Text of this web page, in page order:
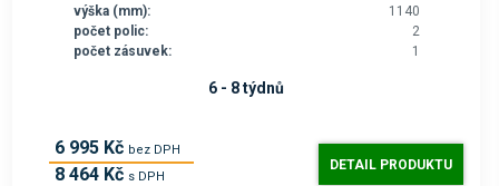
výška (mm):
1140
počet polic:
2
počet zásuvek:
1
6 995 Kč bez DPH
8 464 Kč s DPH
6 - 8 týdnů
DETAIL PRODUKTU